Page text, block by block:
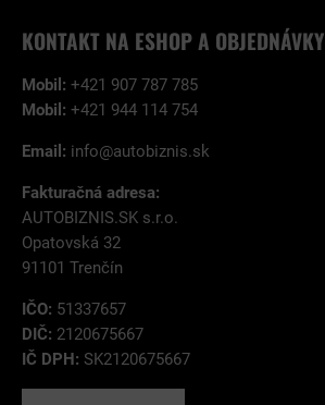
KONTAKT NA ESHOP A OBJEDNÁVKY
Mobil: +421 907 787 785
Mobil: +421 944 114 754
Email: info@autobiznis.sk
Fakturačná adresa:
AUTOBIZNIS.SK s.r.o.
Opatovská 32
91101 Trenčín
IČO: 51337657
DIČ: 2120675667
IČ DPH: SK2120675667